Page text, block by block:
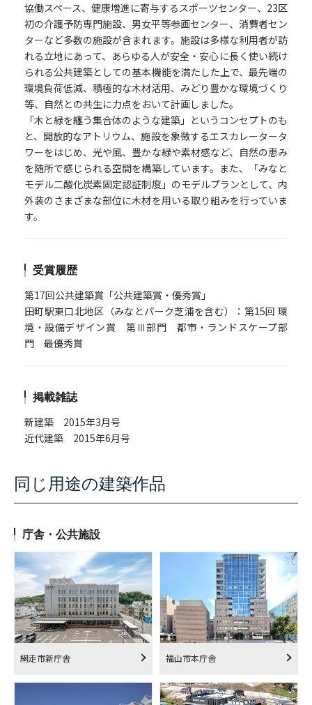
協働スペース、健康増進に寄与するスポーツセンター、23区
初の介護予防専門施設、男女平等参画センター、消費者セン
ターなど多数の施設が含まれます。施設は多様な利用者が訪
れる立地にあって、あらゆる人が安全・安心に長く使い続け
られる公共建築としての基本機能を満たした上で、最先端の
環境負荷低減、積極的な木材活用、みどり豊かな環境づくり
等、自然との共生に力点をおいて計画しました。
「木と緑を纏う集合体のような建築」というコンセプトのも
と、開放的なアトリウム、施設を象徴するエスカレータータ
ワーをはじめ、光や風、豊かな緑や素材感など、自然の恵み
を随所で感じられる空間を構築しています。また、「みなと
モデル二酸化炭素固定認証制度」のモデルプランとして、内
外装のさまざまな部位に木材を用いる取り組みを行っていま
す。
受賞履歴
第17回公共建築賞「公共建築賞・優秀賞」
田町駅東口北地区（みなとパーク芝浦を含む）：第15回 環
境・設備デザイン賞 第Ⅲ部門 都市・ランドスケープ部
門 最優秀賞
掲載雑誌
新建築 2015年3月号
近代建築 2015年6月号
同じ用途の建築作品
庁舎・公共施設
網走市新庁舎 福山市本庁舎